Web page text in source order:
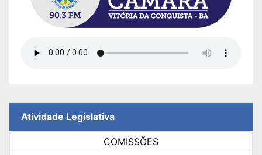
Atividade Legislativa
COMISSÕES